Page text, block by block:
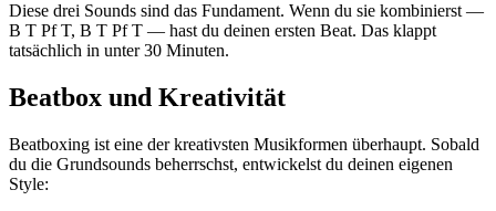
Diese drei Sounds sind das Fundament. Wenn du sie kombinierst —
B T Pf T, B T Pf T — hast du deinen ersten Beat. Das klappt
tatsächlich in unter 30 Minuten.
Beatbox und Kreativität
Beatboxing ist eine der kreativsten Musikformen überhaupt. Sobald
du die Grundsounds beherrschst, entwickelst du deinen eigenen
Style: